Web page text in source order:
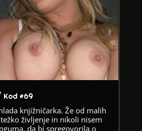
Kod #69
knjižničarka. Že od malih
življenje in nikoli nisem
da bi spregovorila o